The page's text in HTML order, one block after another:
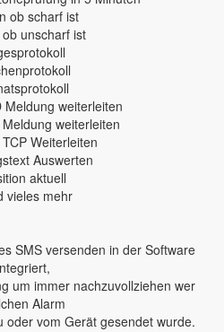
ob scharf ist
unscharf ist
Meldung weiterleiten
weiterleiten
Weiterleiten
Auswerten
aktuell
vieles mehr
SMS versenden in der Software
um immer nachzuvollziehen wer
Alarm
oder vom Gerät gesendet wurde.